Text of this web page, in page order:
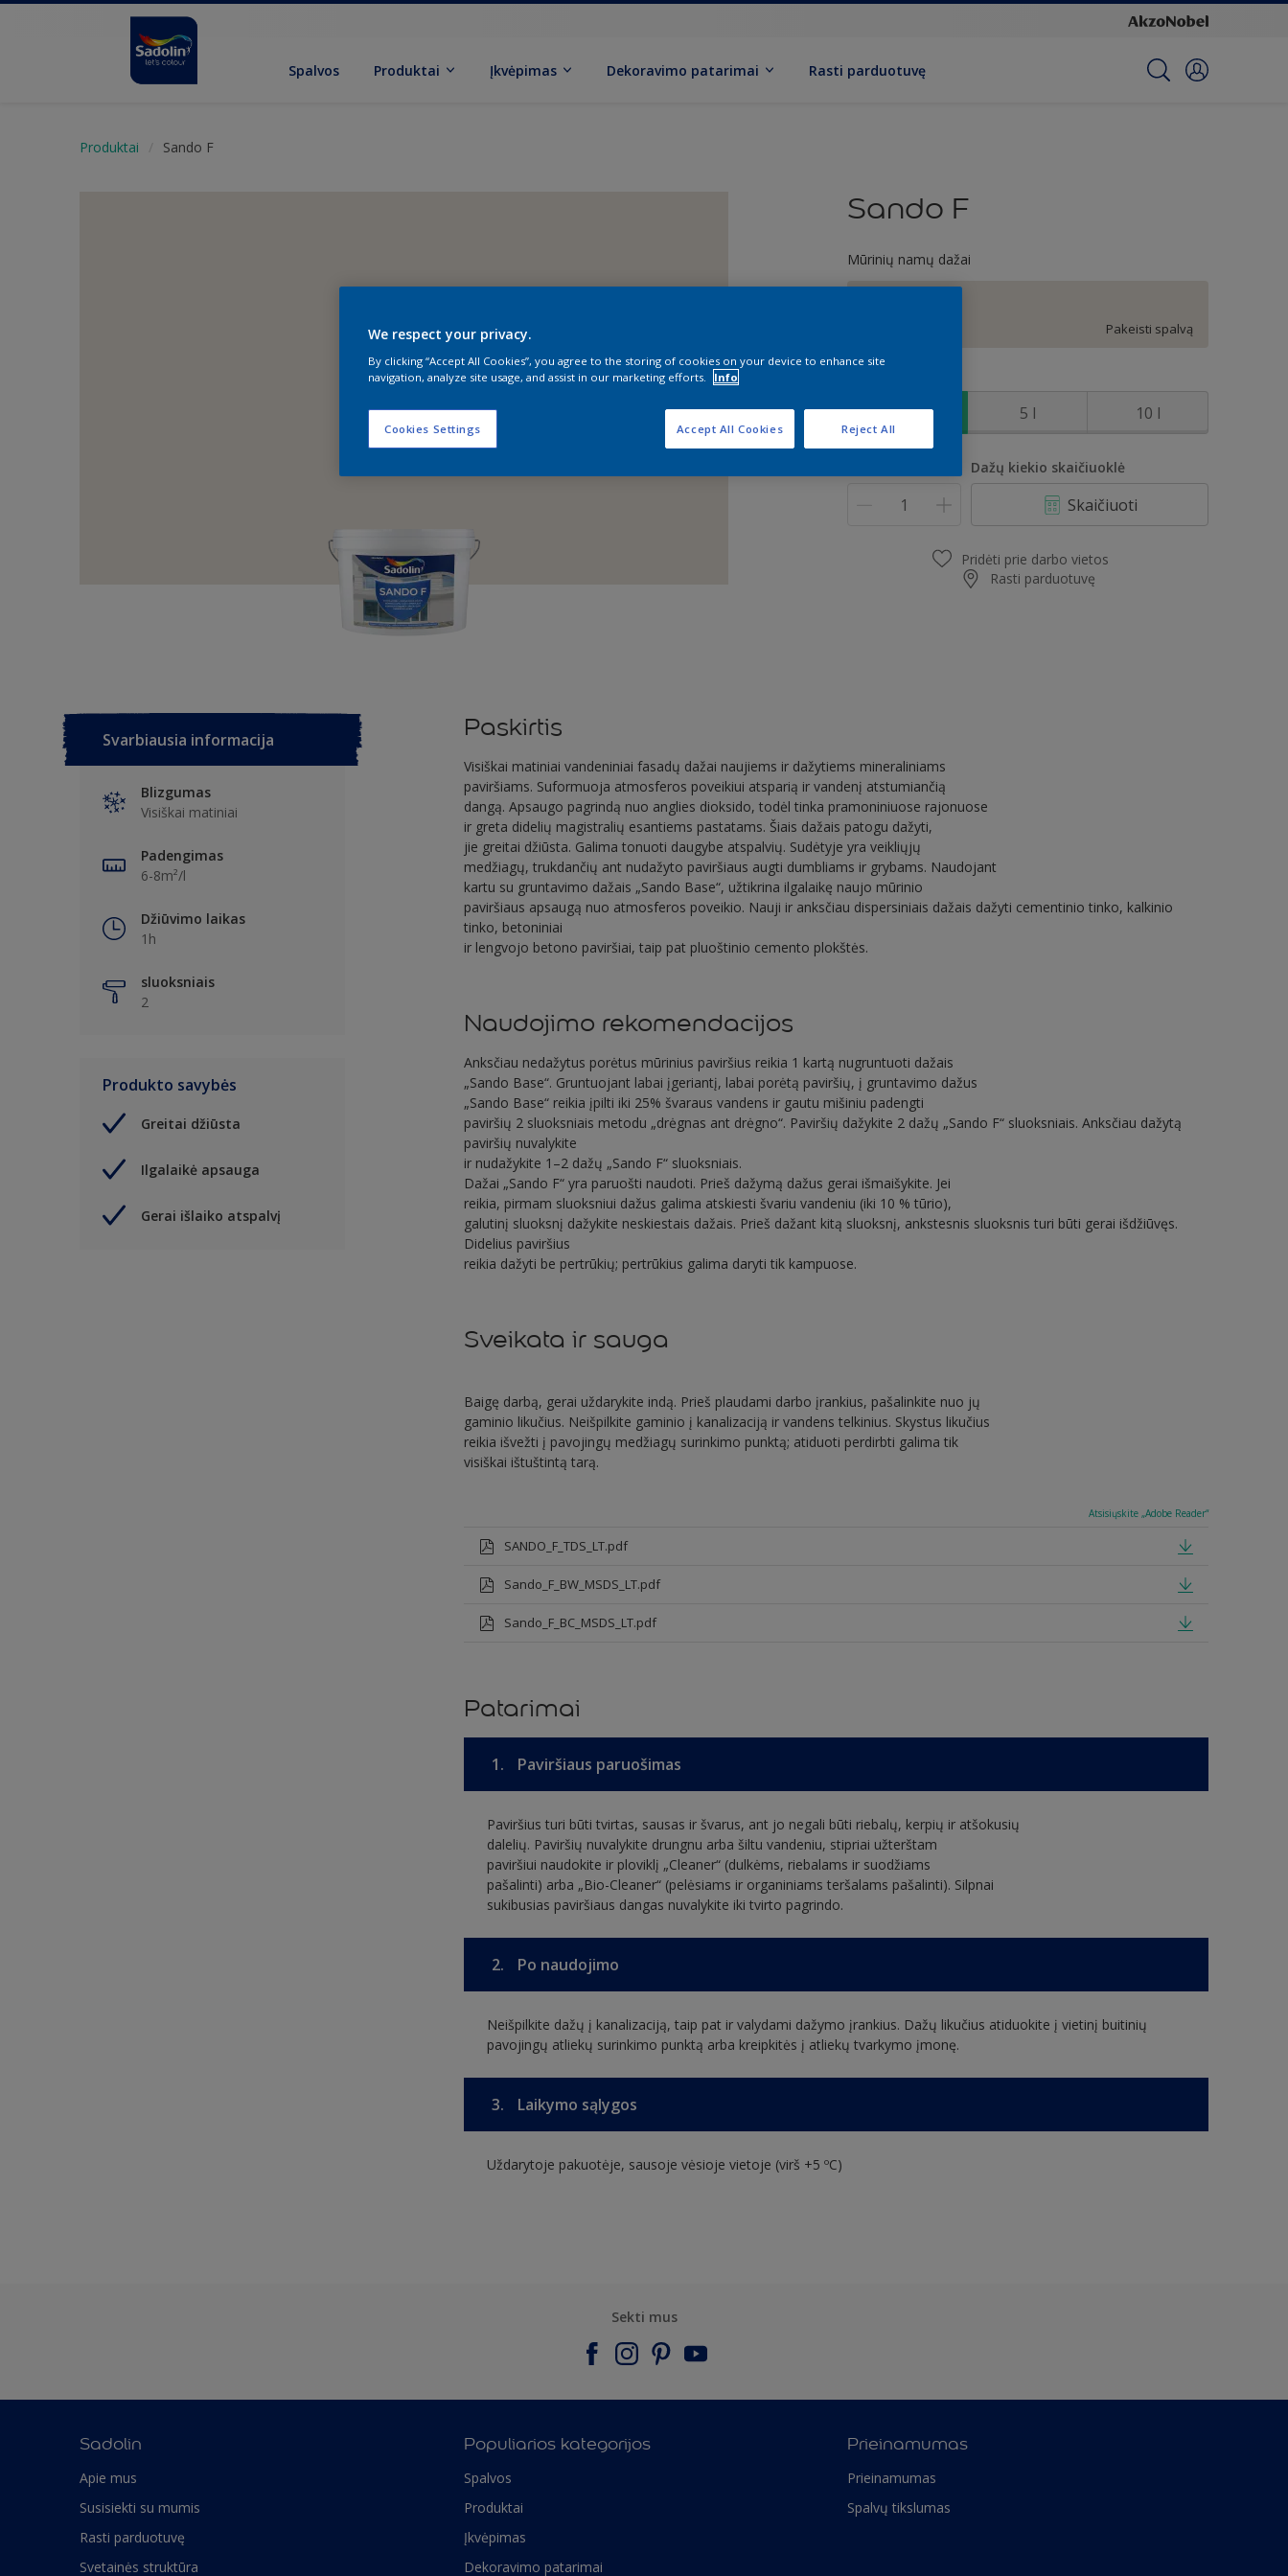
Spalvos Produktai Įkvėpimas Dekoravimo patarimai Rasti parduotuvę
Produktai Sando F
Sando F
Mūrinių namų dažai
Pakeisti spalvą
1 l 5 l 10 l
Dažų kiekio skaičiuoklė
Skaičiuoti
Pridėti prie darbo vietos
Rasti parduotuvę
Svarbiausia informacija
Blizgumas
Visiškai matiniai
Padengimas
6-8m²/l
Džiūvimo laikas
1h
sluoksniais
2
Produkto savybės
Greitai džiūsta
Ilgalaikė apsauga
Gerai išlaiko atspalvį
Paskirtis
Visiškai matiniai vandeniniai fasadų dažai naujiems ir dažytiems mineraliniams
paviršiams. Suformuoja atmosferos poveikiui atsparią ir vandenį atstumiančią
dangą. Apsaugo pagrindą nuo anglies dioksido, todėl tinka pramoniniuose rajonuose
ir greta didelių magistralių esantiems pastatams. Šiais dažais patogu dažyti,
jie greitai džiūsta. Galima tonuoti daugybe atspalvių. Sudėtyje yra veikliųjų
medžiagų, trukdančių ant nudažyto paviršiaus augti dumbliams ir grybams. Naudojant
kartu su gruntavimo dažais „Sando Base“, užtikrina ilgalaikę naujo mūrinio
paviršiaus apsaugą nuo atmosferos poveikio. Nauji ir anksčiau dispersiniais dažais dažyti cementinio tinko, kalkinio
tinko, betoniniai
ir lengvojo betono paviršiai, taip pat pluoštinio cemento plokštės.
Naudojimo rekomendacijos
Anksčiau nedažytus porėtus mūrinius paviršius reikia 1 kartą nugruntuoti dažais
„Sando Base“. Gruntuojant labai įgeriantį, labai porėtą paviršių, į gruntavimo dažus
„Sando Base“ reikia įpilti iki 25% švaraus vandens ir gautu mišiniu padengti
paviršių 2 sluoksniais metodu „drėgnas ant drėgno“. Paviršių dažykite 2 dažų „Sando F“ sluoksniais. Anksčiau dažytą
paviršių nuvalykite
ir nudažykite 1–2 dažų „Sando F“ sluoksniais.
Dažai „Sando F“ yra paruošti naudoti. Prieš dažymą dažus gerai išmaišykite. Jei
reikia, pirmam sluoksniui dažus galima atskiesti švariu vandeniu (iki 10 % tūrio),
galutinį sluoksnį dažykite neskiestais dažais. Prieš dažant kitą sluoksnį, ankstesnis sluoksnis turi būti gerai išdžiūvęs.
Didelius paviršius
reikia dažyti be pertrūkių; pertrūkius galima daryti tik kampuose.
Sveikata ir sauga
Baigę darbą, gerai uždarykite indą. Prieš plaudami darbo įrankius, pašalinkite nuo jų
gaminio likučius. Neišpilkite gaminio į kanalizaciją ir vandens telkinius. Skystus likučius
reikia išvežti į pavojingų medžiagų surinkimo punktą; atiduoti perdirbti galima tik
visiškai ištuštintą tarą.
Atsisiųskite „Adobe Reader“
SANDO_F_TDS_LT.pdf
Sando_F_BW_MSDS_LT.pdf
Sando_F_BC_MSDS_LT.pdf
Patarimai
1. Paviršiaus paruošimas
Paviršius turi būti tvirtas, sausas ir švarus, ant jo negali būti riebalų, kerpių ir atšokusių
dalelių. Paviršių nuvalykite drungnu arba šiltu vandeniu, stipriai užterštam
paviršiui naudokite ir ploviklį „Cleaner“ (dulkėms, riebalams ir suodžiams
pašalinti) arba „Bio-Cleaner“ (pelėsiams ir organiniams teršalams pašalinti). Silpnai
sukibusias paviršiaus dangas nuvalykite iki tvirto pagrindo.
2. Po naudojimo
Neišpilkite dažų į kanalizaciją, taip pat ir valydami dažymo įrankius. Dažų likučius atiduokite į vietinį buitinių
pavojingų atliekų surinkimo punktą arba kreipkitės į atliekų tvarkymo įmonę.
3. Laikymo sąlygos
Uždarytoje pakuotėje, sausoje vėsioje vietoje (virš +5 ºC)
Sekti mus
Sadolin
Apie mus
Susisiekti su mumis
Rasti parduotuvę
Svetainės struktūra
Populiarios kategorijos
Spalvos
Produktai
Įkvėpimas
Dekoravimo patarimai
Prieinamumas
Prieinamumas
Spalvų tikslumas
We respect your privacy.
By clicking “Accept All Cookies”, you agree to the storing of cookies on your device to enhance site
navigation, analyze site usage, and assist in our marketing efforts.
Info
Cookies Settings Reject All
Accept All Cookies